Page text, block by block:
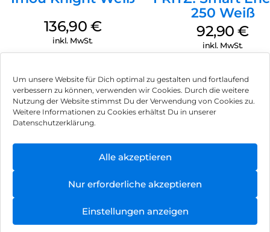
Um unsere Website für Dich optimal zu gestalten und fortlaufend
verbessern zu können, verwenden wir Cookies. Durch die weitere
Nutzung der Website stimmst Du der Verwendung von Cookies zu.
Weitere Informationen zu Cookies erhältst Du in unserer
Datenschutzerklärung.
Alle akzeptieren
Nur erforderliche akzeptieren
Einstellungen anzeigen
136,90 €
inkl. MwSt.
250 Weiß
92,90€
inkl. MwSt.
Impressum
Hinweis zur Batterieentsorgung
Newsletter